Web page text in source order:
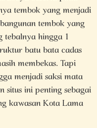
tembok yang menjadi
tembok yang
hingga 1
batu bata cadas
membekas. Tapi
menjadi saksi mata
situs ini penting sebagai
kawasan Kota Lama